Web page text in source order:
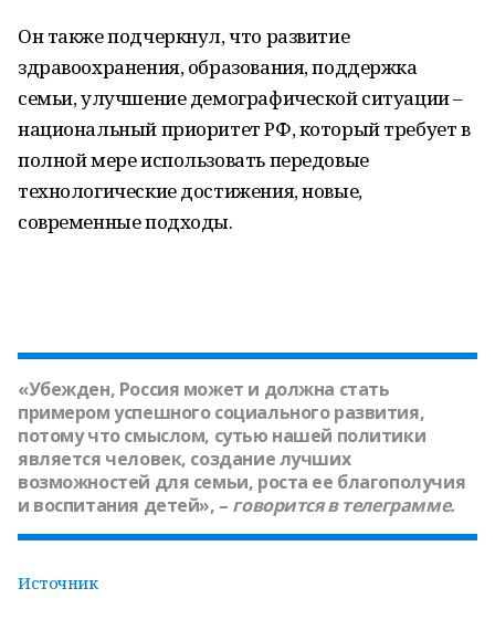
Он также подчеркнул, что развитие
здравоохранения, образования, поддержка
семьи, улучшение демографической ситуации –
национальный приоритет РФ, который требует в
полной мере использовать передовые
технологические достижения, новые,
современные подходы.
«Убежден, Россия может и должна стать
примером успешного социального развития,
потому что смыслом, сутью нашей политики
является человек, создание лучших
возможностей для семьи, роста ее благополучия
и воспитания детей», – говорится в телеграмме.
Источник